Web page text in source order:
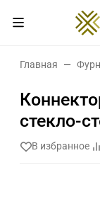
Главная
стекло-
В избранное